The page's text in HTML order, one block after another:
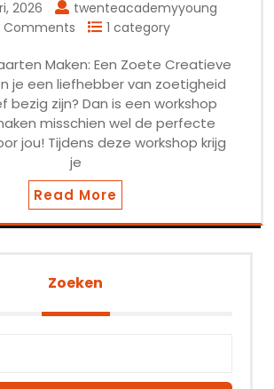
2026
twenteacademyyoung
Comments
1 category
Maken: Een Zoete Creatieve
je een liefhebber van zoetigheid
bezig zijn? Dan is een workshop
misschien wel de perfecte
jou! Tijdens deze workshop krijg
je
Read More
Zoeken